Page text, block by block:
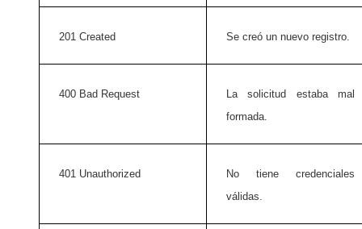
201 Created Se creó un nuevo registro.
400 Bad Request
La solicitud estaba mal
formada.
401 Unauthorized
No tiene credenciales
válidas.